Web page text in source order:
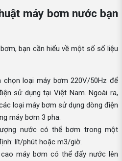
máy bơm nước bạn
bạn cần hiểu về một số số liệu
chọn loại máy bơm 220V/50Hz để
sử dụng tại Việt Nam. Ngoài ra,
loại máy bơm sử dụng dòng điện
máy bơm 3 pha.
nước có thể bơm trong một
lít/phút hoặc m3/giờ.
máy bơm có thể đẩy nước lên